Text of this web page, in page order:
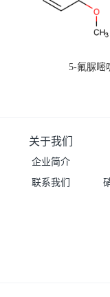
5-氟脲嘧
关于我们
企业简介
联系我们